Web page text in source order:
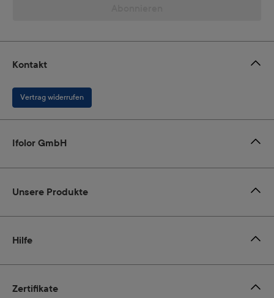
Zertifikate
Kontakt
Vertrag widerrufen
Ifolor GmbH
Unsere Produkte
Hilfe